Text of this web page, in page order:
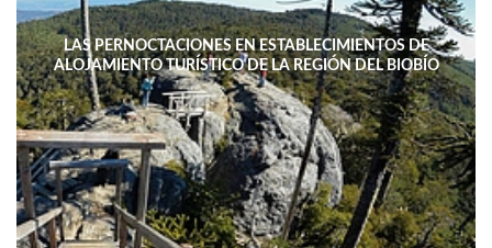
LAS PERNOCTACIONES EN ESTABLECIMIENTOS DE
ALOJAMIENTO TURÍSTICO DE LA REGIÓN DEL BIOBÍO
DISMINUYERON 15,4% INTERANUAL